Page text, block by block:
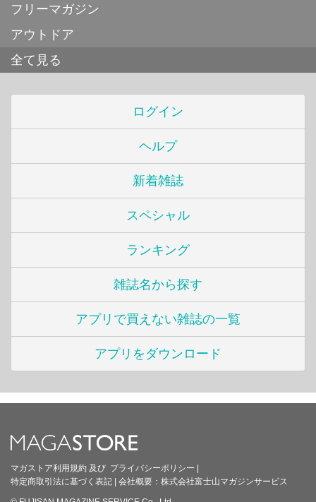
フリーマガジン
アウトドア
全て見る
ログイン
ヘルプ
新着雑誌
スペシャル
ランキング
雑誌名から探す
アプリで買えない雑誌の一覧
アプリをダウンロード
マガストア利用規約 及び プライバシーポリシー
特定商取引法に基づく表記
会社概要： 株式会社富士山マガジンサービス